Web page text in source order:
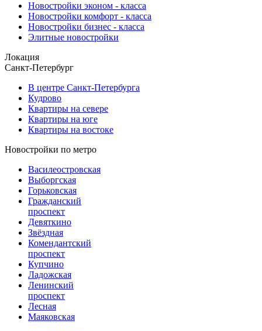
Новостройки эконом - класса
Новостройки комфорт - класса
Новостройки бизнес - класса
Элитные новостройки
Локация
Санкт-Петербург
В центре Санкт-Петербурга
Кудрово
Квартиры на севере
Квартиры на юге
Квартиры на востоке
Новостройки по метро
Василеостровская
Выборгская
Горьковская
Гражданский
проспект
Девяткино
Звёздная
Комендантский
проспект
Купчино
Ладожская
Ленинский
проспект
Лесная
Маяковская